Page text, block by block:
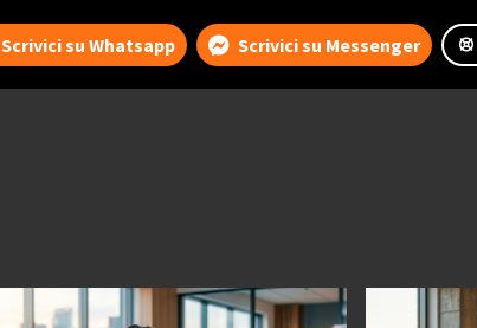
Scrivici su Whatsapp Scrivici su Messenger